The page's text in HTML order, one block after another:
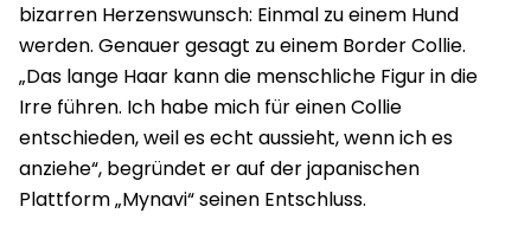
bizarren Herzenswunsch: Einmal zu einem Hund
werden. Genauer gesagt zu einem Border Collie.
„Das lange Haar kann die menschliche Figur in die
Irre führen. Ich habe mich für einen Collie
entschieden, weil es echt aussieht, wenn ich es
anziehe“, begründet er auf der japanischen
Plattform „Mynavi“ seinen Entschluss.